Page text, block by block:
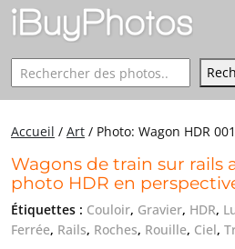
Rechercher
Accueil / Art / Photo: Wagon HDR 001
Wagons de train sur rails
photo HDR en
Étiquettes : Couloir, Gravier, HDR,
Ferrée, Rails, Roches, Rouille, Ciel,